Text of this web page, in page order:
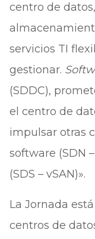
centro de
servicios TI
gestionar.
(SDDC),
el centro de
impulsar otras
software (SDN
(SDS – vSAN)».
La Jornada
centros de